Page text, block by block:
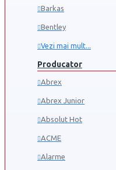
Barkas
Bentley
Vezi mai mult...
Producator
Abrex
Abrex Junior
Absolut Hot
ACME
Alarme